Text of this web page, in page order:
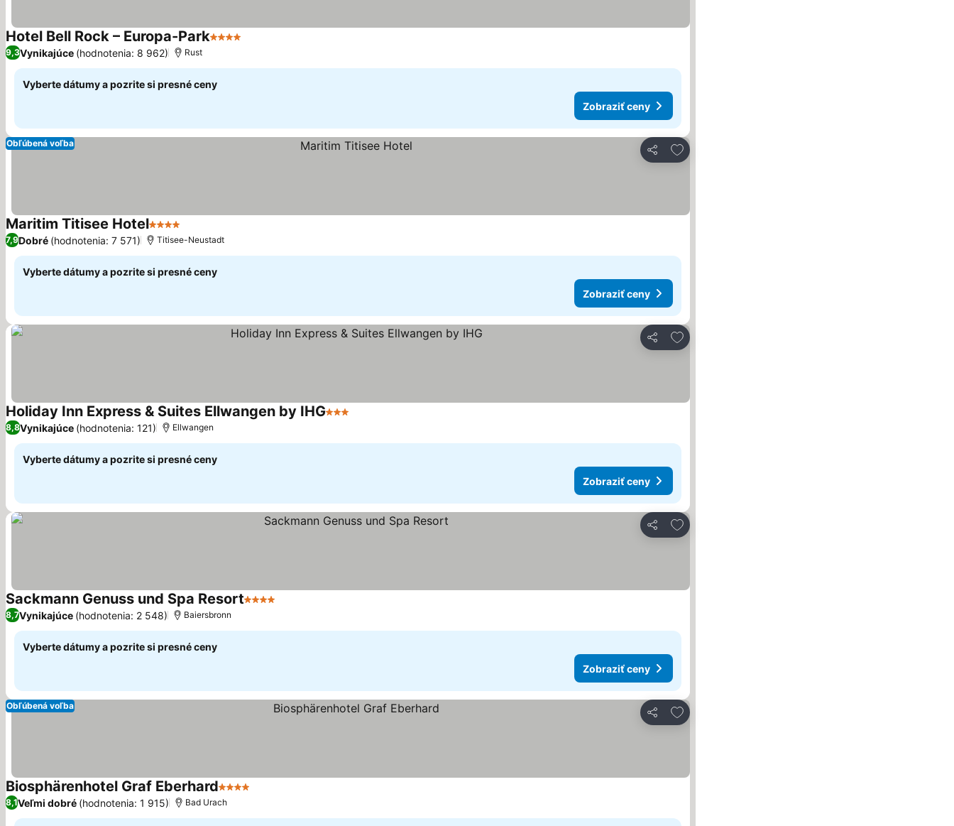
Hotel Bell Rock – Europa-Park4 Počet hviezdičiek
9,3Vynikajúce (hodnotenia: 8 962) Rust
Vyberte dátumy a pozrite si presné ceny
Zobraziť ceny
Zdieľať
Pridať do obľúbených
Obľúbená voľba
Maritim Titisee Hotel4 Počet hviezdičiek
7,9Dobré (hodnotenia: 7 571) Titisee-Neustadt
Vyberte dátumy a pozrite si presné ceny
Zobraziť ceny
Zdieľať
Pridať do obľúbených
Holiday Inn Express & Suites Ellwangen by IHG3 Počet hviezdičiek
8,8Vynikajúce (hodnotenia: 121) Ellwangen
Vyberte dátumy a pozrite si presné ceny
Zobraziť ceny
Zdieľať
Pridať do obľúbených
Sackmann Genuss und Spa Resort4 Počet hviezdičiek
8,7Vynikajúce (hodnotenia: 2 548) Baiersbronn
Vyberte dátumy a pozrite si presné ceny
Zobraziť ceny
Zdieľať
Pridať do obľúbených
Obľúbená voľba
Biosphärenhotel Graf Eberhard4 Počet hviezdičiek
8,1Veľmi dobré (hodnotenia: 1 915) Bad Urach